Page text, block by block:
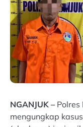
NGANJUK –Polres
mengungkap